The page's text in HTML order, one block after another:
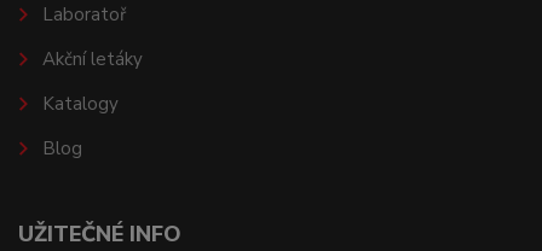
Laboratoř
Akční letáky
Katalogy
Blog
UŽITEČNÉ INFO